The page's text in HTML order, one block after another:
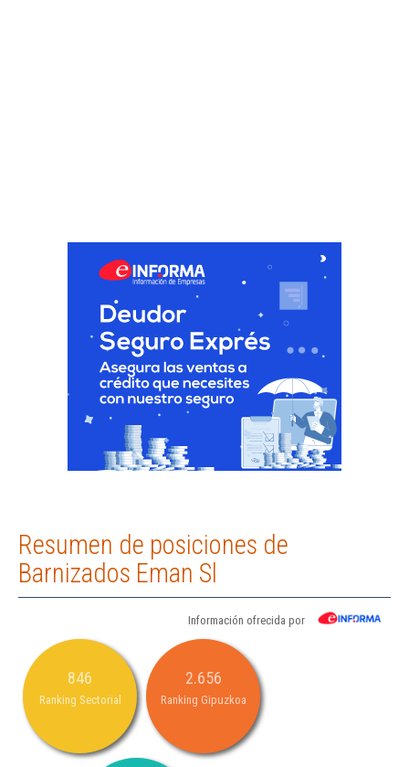
Resumen de posiciones de
Barnizados Eman Sl
Información ofrecida por
846
Ranking Sectorial
2.656
Ranking Gipuzkoa